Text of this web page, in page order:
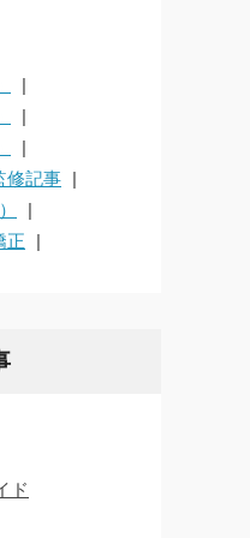
修記事
正
ド